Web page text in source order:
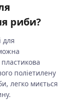
риби?
для
поліетилену
легко миється